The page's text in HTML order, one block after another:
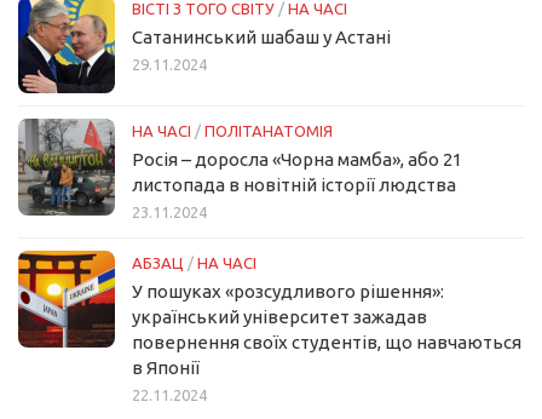
ВІСТІ З ТОГО СВІТУ / НА ЧАСІ
Сатанинський шабаш у Астані
29.11.2024
НА ЧАСІ / ПОЛІТАНАТОМІЯ
Росія – доросла «Чорна мамба», або 21
листопада в новітній історії людства
23.11.2024
АБЗАЦ / НА ЧАСІ
У пошуках «розсудливого рішення»:
український університет зажадав
повернення своїх студентів, що навчаються
в Японії
22.11.2024